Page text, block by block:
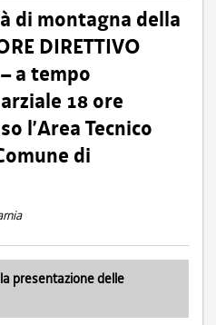
di montagna della
DIRETTIVO
a tempo
18 ore
l’Area Tecnico
di
presentazione delle